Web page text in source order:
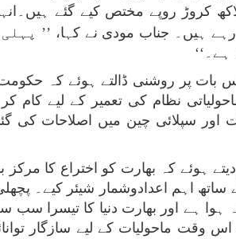
کروڑ روپے مختص کیے گئے
رہے ہیں۔ جناب مودی نے کہا، ’’
بات پر روشنی ڈالتے ہوئے کہ حکومت
نظام کی تعمیر کے لیے کام
اور سپلائی چین میں اصلاحات کی
ہوئے کہ بھارت کو اختراع کا مرکز
اہم اعدادوشمار شیئر کیے۔
وقت ماحولیات کے لیے سازگار